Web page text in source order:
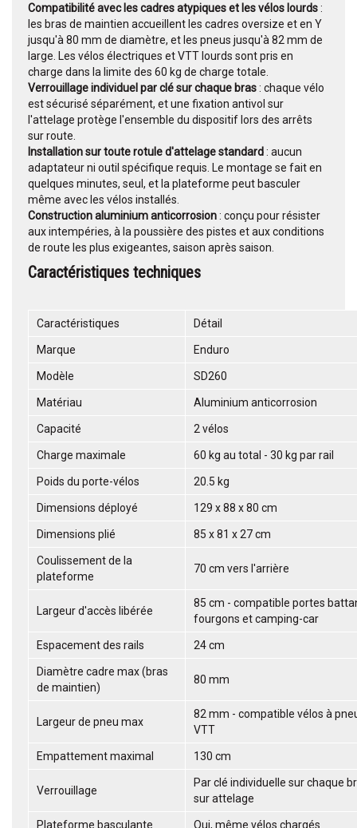
Compatibilité avec les cadres atypiques et les vélos lourds:
les bras de maintien accueillent les cadres oversize et en Y
jusqu'à 80 mm de diamètre, et les pneus jusqu'à 82 mm de
large. Les vélos électriques et VTT lourds sont pris en
charge dans la limite des 60 kg de charge totale.
Verrouillage individuel par clé sur chaque bras: chaque vélo
est sécurisé séparément, et une fixation antivol sur
l'attelage protège l'ensemble du dispositif lors des arrêts
sur route.
Installation sur toute rotule d'attelage standard: aucun
adaptateur ni outil spécifique requis. Le montage se fait en
quelques minutes, seul, et la plateforme peut basculer
même avec les vélos installés.
Construction aluminium anticorrosion: conçu pour résister
aux intempéries, à la poussière des pistes et aux conditions
de route les plus exigeantes, saison après saison.
Caractéristiques techniques
Caractéristiques Détail
Marque Enduro
Modèle SD260
Matériau Aluminium anticorrosion
Capacité 2 vélos
Charge maximale 60 kg au total - 30 kg par rail
Poids du porte-vélos 20.5 kg
Dimensions déployé 129 x 88 x 80 cm
Dimensions plié 85 x 81 x 27 cm
Coulissement de la
plateforme
70 cm vers l'arrière
Largeur d'accès libérée
85 cm - compatible portes
fourgons et camping-car
Espacement des rails 24 cm
Diamètre cadre max (bras
de maintien)
80 mm
Largeur de pneu max
82 mm - compatible vélos à
VTT
Empattement maximal 130 cm
Verrouillage
Par clé individuelle sur chaque
sur attelage
Plateforme basculante Oui, même vélos chargés